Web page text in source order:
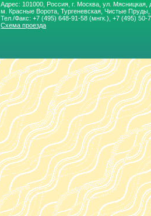
Адрес: 101000, Россия, г. Москва, ул. Мясницкая,
м. Красные Ворота, Тургеневская, Чиcтые
Тел./Факс: +7 (495) 648-91-58 (мнгк.), +7 (495) 50-
Схема проезда